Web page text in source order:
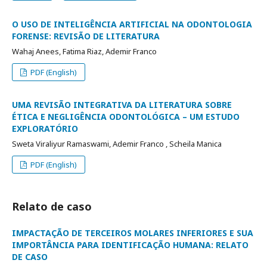
O USO DE INTELIGÊNCIA ARTIFICIAL NA ODONTOLOGIA
FORENSE: REVISÃO DE LITERATURA
Wahaj Anees, Fatima Riaz, Ademir Franco
PDF (English)
UMA REVISÃO INTEGRATIVA DA LITERATURA SOBRE
ÉTICA E NEGLIGÊNCIA ODONTOLÓGICA – UM ESTUDO
EXPLORATÓRIO
Sweta Viraliyur Ramaswami, Ademir Franco , Scheila Manica
PDF (English)
Relato de caso
IMPACTAÇÃO DE TERCEIROS MOLARES INFERIORES E SUA
IMPORTÂNCIA PARA IDENTIFICAÇÃO HUMANA: RELATO
DE CASO